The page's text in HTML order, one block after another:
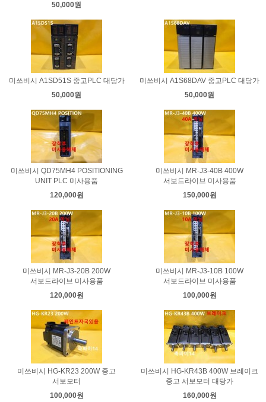
50,000원
미쓰비시 A1SD51S 중고PLC 대당가
50,000원
미쓰비시 A1S68DAV 중고PLC 대당가
50,000원
미쓰비시 QD75MH4 POSITIONING
UNIT PLC 미사용품
120,000원
미쓰비시 MR-J3-40B 400W
서보드라이브 미사용품
150,000원
미쓰비시 MR-J3-20B 200W
서보드라이브 미사용품
120,000원
미쓰비시 MR-J3-10B 100W
서보드라이브 미사용품
100,000원
미쓰비시 HG-KR23 200W 중고
서보모터
100,000원
미쓰비시 HG-KR43B 400W 브레이크
중고 서보모터 대당가
160,000원